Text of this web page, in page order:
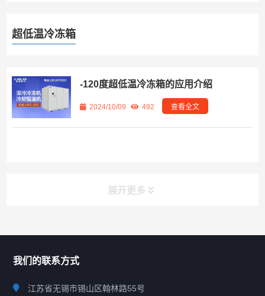
超低温冷冻箱
-120度超低温冷冻箱的应用介绍
2024/10/09 492 查看全文
展开更多
我们的联系方式
江苏省无锡市锡山区翰林路55号